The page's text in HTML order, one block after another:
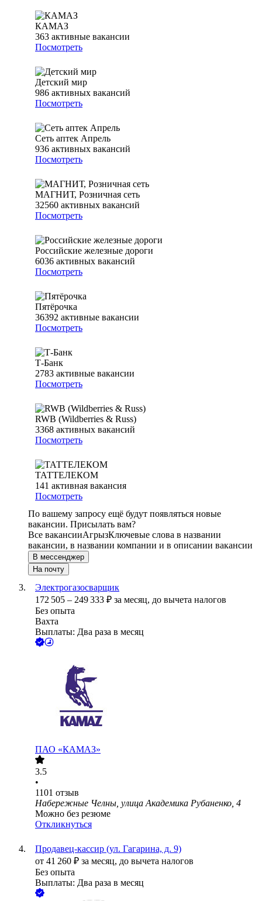
КАМАЗ
363 активные вакансии
Посмотреть
Детский мир
986 активных вакансий
Посмотреть
Сеть аптек Апрель
936 активных вакансий
Посмотреть
МАГНИТ, Розничная сеть
32560 активных вакансий
Посмотреть
Российские железные дороги
6036 активных вакансий
Посмотреть
Пятёрочка
36392 активные вакансии
Посмотреть
Т-Банк
2783 активные вакансии
Посмотреть
RWB (Wildberries & Russ)
3368 активных вакансий
Посмотреть
ТАТТЕЛЕКОМ
141 активная вакансия
Посмотреть
По вашему запросу ещё будут появляться новые
вакансии. Присылать вам?
Все вакансииАгрызКлючевые слова в названии
вакансии, в названии компании и в описании вакансии
В мессенджер
На почту
Электрогазосварщик
172 505 – 249 333 ₽ за месяц, до вычета налогов
Без опыта
Вахта
Выплаты: Два раза в месяц
ПАО «КАМАЗ»
3.5
•
1101 отзыв
Набережные Челны, улица Академика Рубаненко, 4
Можно без резюме
Откликнуться
Продавец-кассир (ул. Гагарина, д. 9)
от 41 260 ₽ за месяц, до вычета налогов
Без опыта
Выплаты: Два раза в месяц